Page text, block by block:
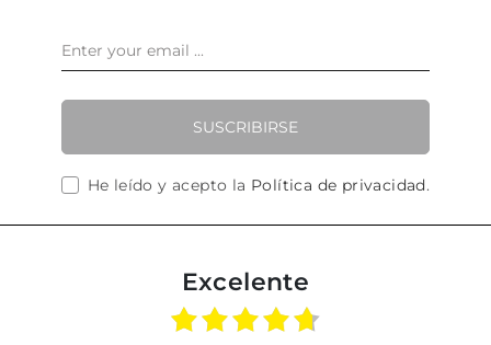
SUSCRIBIRSE
He leído y acepto la Política de privacidad.
Excelente